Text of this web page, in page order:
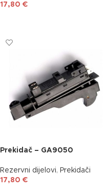
17,80 €
Prekidač – GA9050
Rezervni dijelovi, Prekidači
17,80 €